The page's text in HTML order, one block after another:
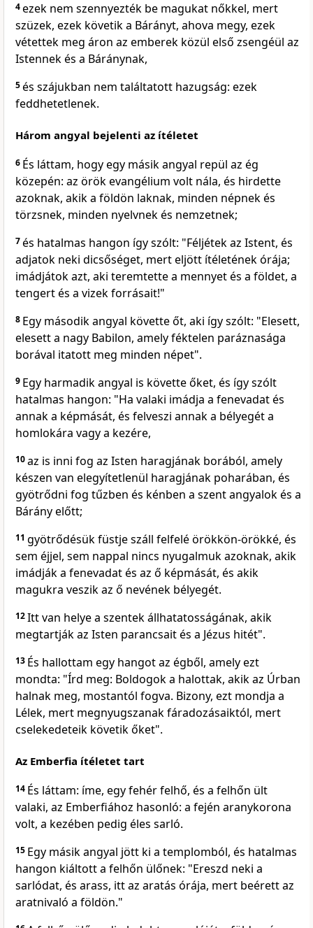
4ezek nem szennyezték be magukat nőkkel, mert
szüzek, ezek követik a Bárányt, ahova megy, ezek
vétettek meg áron az emberek közül első zsengéül az
Istennek és a Báránynak,
5és szájukban nem találtatott hazugság: ezek
feddhetetlenek.
Három angyal bejelenti az ítéletet
6 És láttam, hogy egy másik angyal repül az ég
közepén: az örök evangélium volt nála, és hirdette
azoknak, akik a földön laknak, minden népnek és
törzsnek, minden nyelvnek és nemzetnek;
7és hatalmas hangon így szólt: "Féljétek az Istent, és
adjatok neki dicsőséget, mert eljött ítéletének órája;
imádjátok azt, aki teremtette a mennyet és a földet, a
tengert és a vizek forrásait!"
8 Egy második angyal követte őt, aki így szólt: "Elesett,
elesett a nagy Babilon, amely féktelen paráznasága
borával itatott meg minden népet".
9 Egy harmadik angyal is követte őket, és így szólt
hatalmas hangon: "Ha valaki imádja a fenevadat és
annak a képmását, és felveszi annak a bélyegét a
homlokára vagy a kezére,
10az is inni fog az Isten haragjának borából, amely
készen van elegyítetlenül haragjának poharában, és
gyötrődni fog tűzben és kénben a szent angyalok és a
Bárány előtt;
11 gyötrődésük füstje száll felfelé örökkön-örökké, és
sem éjjel, sem nappal nincs nyugalmuk azoknak, akik
imádják a fenevadat és az ő képmását, és akik
magukra veszik az ő nevének bélyegét.
12Itt van helye a szentek állhatatosságának, akik
megtartják az Isten parancsait és a Jézus hitét".
13 És hallottam egy hangot az égből, amely ezt
mondta: "Írd meg: Boldogok a halottak, akik az Úrban
halnak meg, mostantól fogva. Bizony, ezt mondja a
Lélek, mert megnyugszanak fáradozásaiktól, mert
cselekedeteik követik őket".
Az Emberfia ítéletet tart
14 És láttam: íme, egy fehér felhő, és a felhőn ült
valaki, az Emberfiához hasonló: a fején aranykorona
volt, a kezében pedig éles sarló.
15 Egy másik angyal jött ki a templomból, és hatalmas
hangon kiáltott a felhőn ülőnek: "Ereszd neki a
sarlódat, és arass, itt az aratás órája, mert beérett az
aratnivaló a földön."